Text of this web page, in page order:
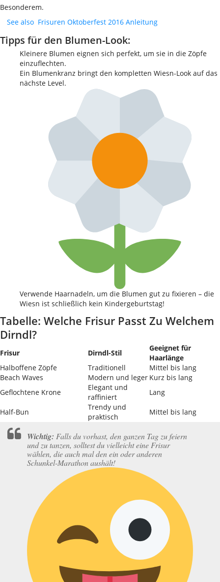
Besonderem.
See also Frisuren Oktoberfest 2016 Anleitung
Tipps für den Blumen-Look:
Kleinere Blumen eignen sich perfekt, um sie in die Zöpfe
einzuflechten.
Ein Blumenkranz bringt den kompletten Wiesn-Look auf das
nächste Level.
Verwende Haarnadeln, um die Blumen gut zu fixieren – die
Wiesn ist schließlich kein Kindergeburtstag!
Tabelle: Welche Frisur Passt Zu Welchem
Dirndl?
Frisur Dirndl-Stil
Geeignet für
Haarlänge
Halboffene Zöpfe
Traditionell
Mittel bis lang
Beach Waves
Modern und leger Kurz bis lang
Geflochtene Krone
Elegant und
raffiniert
Lang
Half-Bun
Trendy und
praktisch
Mittel bis lang
Wichtig: Falls du vorhast, den ganzen Tag zu feiern
und zu tanzen, solltest du vielleicht eine Frisur
wählen, die auch mal den ein oder anderen
Schunkel-Marathon aushält!